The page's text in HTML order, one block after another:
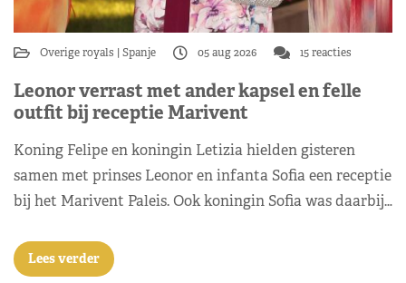
Overige royals Spanje 05 aug 2026 15 reacties
Leonor verrast met ander kapsel en felle
outfit bij receptie Marivent
Koning Felipe en koningin Letizia hielden gisteren
samen met prinses Leonor en infanta Sofia een receptie
bij het Marivent Paleis. Ook koningin Sofia was daarbij…
Lees verder